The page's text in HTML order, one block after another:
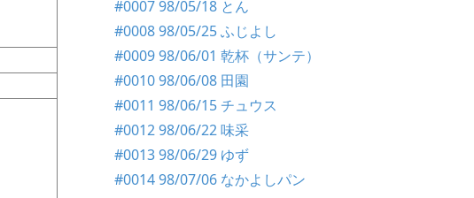
#0007 98/05/18 とん
#0008 98/05/25 ふじよし
#0009 98/06/01 乾杯（サンテ）
#0010 98/06/08 田園
#0011 98/06/15 チュウス
#0012 98/06/22 味采
#0013 98/06/29 ゆず
#0014 98/07/06 なかよしパン